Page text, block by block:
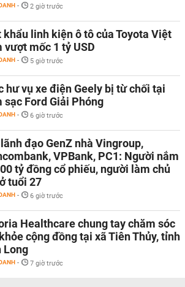
- 2 giờ trước
khẩu linh kiện ô tô của Toyota Việt
vượt mốc 1 tỷ USD
- 5 giờ trước
hư vụ xe điện Geely bị từ chối tại
sạc Ford Giải Phóng
- 6 giờ trước
đạo GenZ nhà Vingroup,
VPBank, PC1: Người nắm
tỷ đồng cổ phiếu, người làm chủ
tuổi 27
- 6 giờ trước
Healthcare chung tay chăm sóc
cộng đồng tại xã Tiên Thủy, tỉnh
Long
- 7 giờ trước